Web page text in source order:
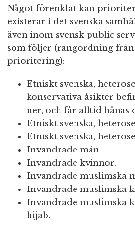
Något förenklat kan
existerar i det svenska
även inom svensk public
som följer (rangordning
prioritering):
Etniskt svenska,
konservativa åsikter
ner, och får alltid hånas
Etniskt svenska,
Etniskt svenska,
Invandrade män.
Invandrade kvinnor.
Invandrade muslimska
Invandrade muslimska
Invandrade muslimska
hijab.